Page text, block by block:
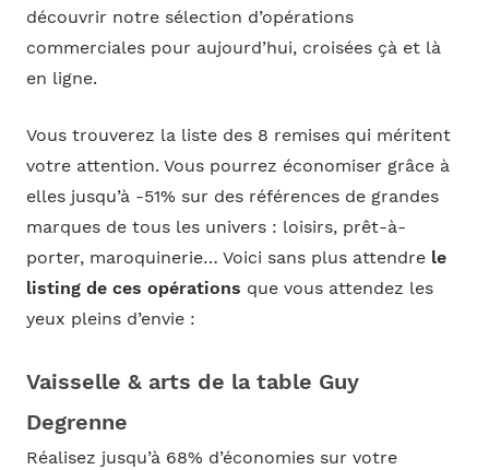
découvrir notre sélection d’opérations
commerciales pour aujourd’hui, croisées çà et là
en ligne.
Vous trouverez la liste des 8 remises qui méritent
votre attention. Vous pourrez économiser grâce à
elles jusqu’à -51% sur des références de grandes
marques de tous les univers : loisirs, prêt-à-
porter, maroquinerie… Voici sans plus attendre le
listing de ces opérations que vous attendez les
yeux pleins d’envie :
Vaisselle & arts de la table Guy
Degrenne
Réalisez jusqu’à 68% d’économies sur votre